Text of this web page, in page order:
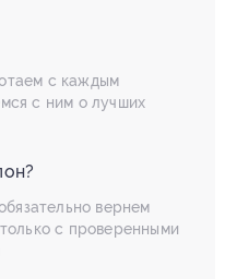
с каждым
с ним о лучших
вернем
с проверенными